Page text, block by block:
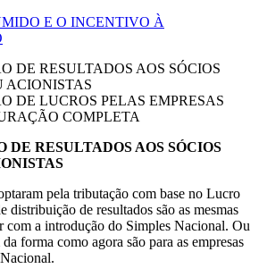
E O INCENTIVO À
DE RESULTADOS AOS SÓCIOS
ACIONISTAS
DE LUCROS PELAS EMPRESAS
COMPLETA
DE RESULTADOS AOS SÓCIOS
pela tributação com base no Lucro
distribuição de resultados são as mesmas
com a introdução do Simples Nacional. Ou
forma como agora são para as empresas